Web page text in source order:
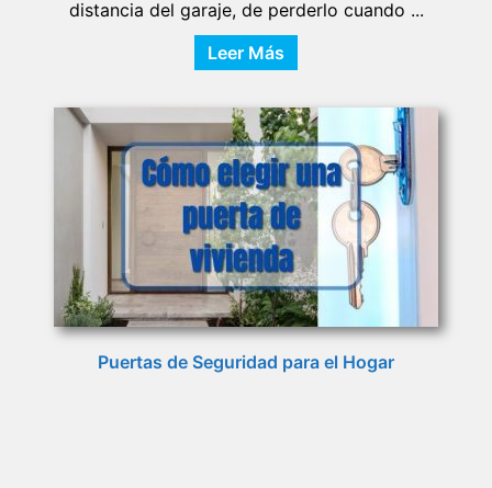
distancia del garaje, de perderlo cuando ...
Leer Más
Puertas de Seguridad para el Hogar